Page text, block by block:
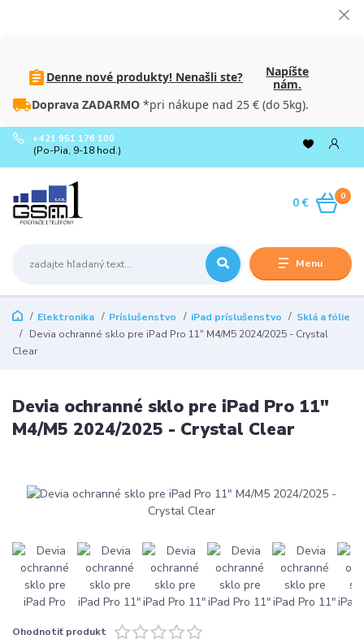
Denne nové produkty! Nenašli ste?
Napíšte
nám.
Doprava ZADARMO *pri nákupe nad 25 € (do 5kg).
Menu
+421 951 176 100
(Po-Pia, 9-18 hod.)
0
0 €
Elektronika Príslušenstvo iPad príslušenstvo
Sklá a fólie
Devia ochranné sklo pre iPad Pro 11" M4/M5 2024/2025 - Crystal
Clear
Devia ochranné sklo pre iPad Pro 11"
M4/M5 2024/2025 - Crystal Clear
Ohodnotiť produkt